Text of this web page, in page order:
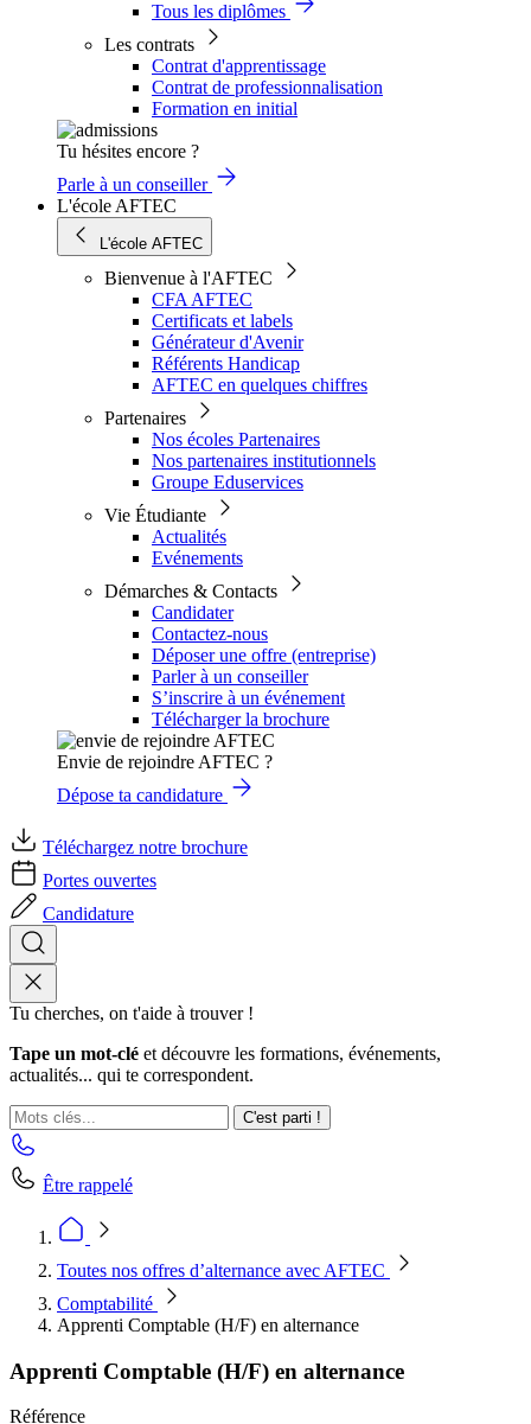
Tous les diplômes
Les contrats
Contrat d'apprentissage
Contrat de professionnalisation
Formation en initial
Tu hésites encore ?
Parle à un conseiller
L'école AFTEC
L'école AFTEC
Bienvenue à l'AFTEC
CFA AFTEC
Certificats et labels
Générateur d'Avenir
Référents Handicap
AFTEC en quelques chiffres
Partenaires
Nos écoles Partenaires
Nos partenaires institutionnels
Groupe Eduservices
Vie Étudiante
Actualités
Evénements
Démarches & Contacts
Candidater
Contactez-nous
Déposer une offre (entreprise)
Parler à un conseiller
S’inscrire à un événement
Télécharger la brochure
Envie de rejoindre AFTEC ?
Dépose ta candidature
Téléchargez notre brochure
Portes ouvertes
Candidature
Tu cherches, on t'aide à trouver !
Tape un mot-clé et découvre les formations, événements,
actualités... qui te correspondent.
C'est parti !
Être rappelé
Toutes nos offres d’alternance avec AFTEC
Comptabilité
Apprenti Comptable (H/F) en alternance
Apprenti Comptable (H/F) en alternance
Référence